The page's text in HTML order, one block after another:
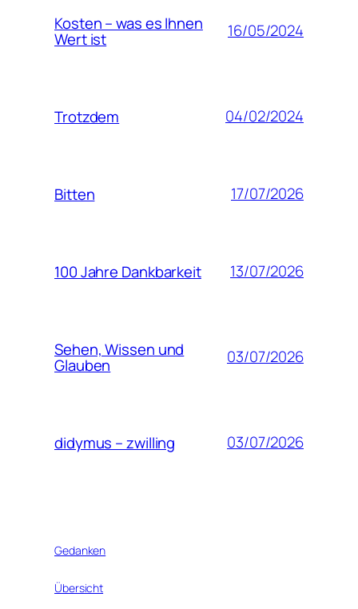
Kosten – was es Ihnen
Wert ist 16/05/2024
Trotzdem 04/02/2024
Bitten 17/07/2026
100 Jahre Dankbarkeit 13/07/2026
Sehen, Wissen und
Glauben 03/07/2026
didymus – zwilling 03/07/2026
Gedanken
Übersicht